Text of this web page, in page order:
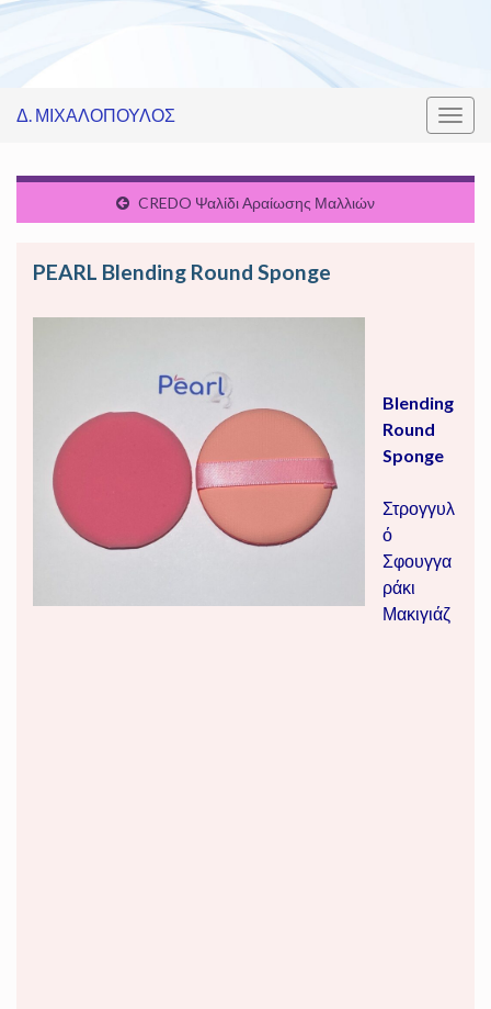
Δ. ΜΙΧΑΛΟΠΟΥΛΟΣ
CREDO Ψαλίδι Αραίωσης Μαλλιών
PEARL Blending Round Sponge
Blending
Round
Sponge
Στρογγυλ
ό
Σφουγγα
ράκι
Μακιγιάζ